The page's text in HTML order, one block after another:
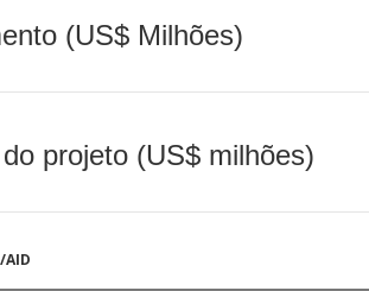
(US$ Milhões)
projeto (US$ milhões)
AID